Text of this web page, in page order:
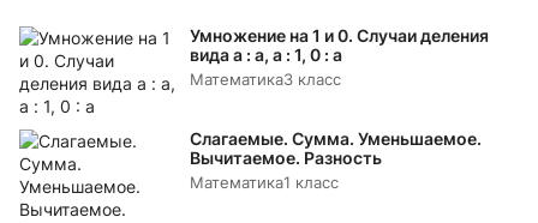
Умножение на 1 и 0. Случаи деления
вида а : а, а : 1, 0 : а
Математика3 класс
Слагаемые. Сумма. Уменьшаемое.
Вычитаемое. Разность
Математика1 класс